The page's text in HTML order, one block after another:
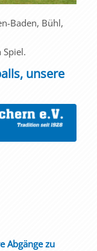
Baden, Bühl,
unsere
Abgänge zu